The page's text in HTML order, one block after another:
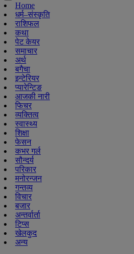
Home
धर्म–संस्कृति
राशिफल
कथा
पेट केयर
समाचार
अर्थ
बगैचा
इन्टेरियर
प्यारेन्टिङ
आजकी नारी
फिचर
व्यक्तित्व
स्वास्थ्य
शिक्षा
फेसन
कभर गर्ल
सौन्दर्य
परिकार
मनोरन्जन
गन्तव्य
विचार
बजार
अन्तर्वार्ता
टिप्स
खेलकुद
अन्य